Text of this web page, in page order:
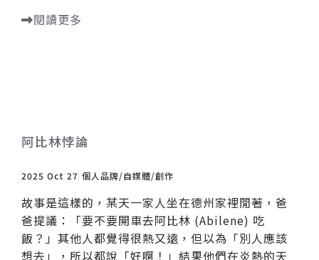
閱讀更多
阿比林悖論
2025 Oct 27 個人品牌/自媒體/創作
故事是這樣的，某天一家人坐在德州家裡閒著，爸
爸提議：「要不要開車去阿比林 (Abilene) 吃
飯？」其他人都覺得很熱又遠，但以為「別人應該
想去」，所以都說「好啊！」結果他們在炎熱的天